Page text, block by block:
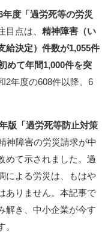
年度「過労死等の労災
目点は、 精神障害（い
給決定）件数が1,055件
めて年間1,000件を突
2年度の608件以降、6
版「過労死等防止対策
神障害の労災請求が中
めて示されました。過
による労災は、もはや
ありません。本記事で
解き、中小企業が今す